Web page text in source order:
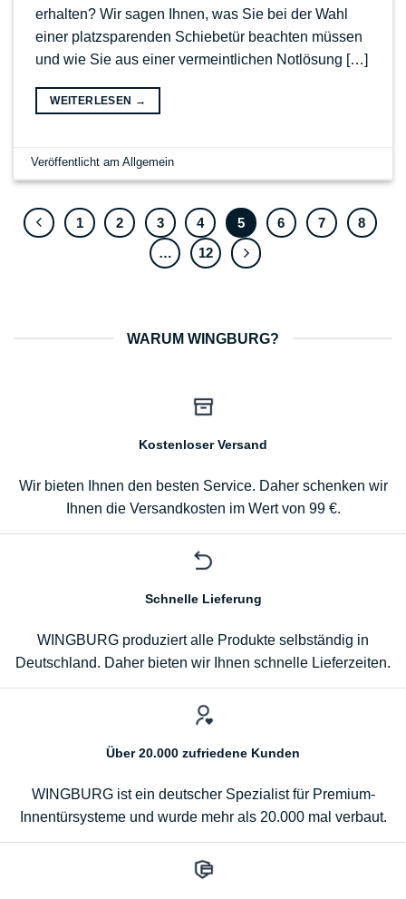
erhalten? Wir sagen Ihnen, was Sie bei der Wahl
einer platzsparenden Schiebetür beachten müssen
und wie Sie aus einer vermeintlichen Notlösung […]
WEITERLESEN →
Veröffentlicht amAllgemein
1 2 3 4 5 6 7
8
…
12
WARUM WINGBURG?
Kostenloser Versand
Wir bieten Ihnen den besten Service. Daher schenken wir
Ihnen die Versandkosten im Wert von 99 €.
Schnelle Lieferung
WINGBURG produziert alle Produkte selbständig in
Deutschland. Daher bieten wir Ihnen schnelle Lieferzeiten.
Über 20.000 zufriedene Kunden
WINGBURG ist ein deutscher Spezialist für Premium-
Innentürsysteme und wurde mehr als 20.000 mal verbaut.